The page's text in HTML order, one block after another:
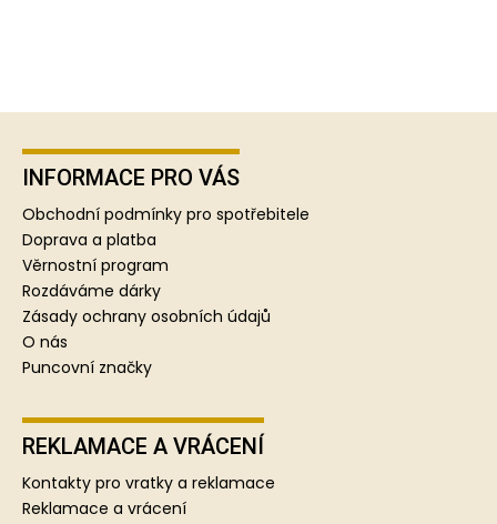
INFORMACE PRO VÁS
Obchodní podmínky pro spotřebitele
Doprava a platba
Věrnostní program
Rozdáváme dárky
Zásady ochrany osobních údajů
O nás
Puncovní značky
REKLAMACE A VRÁCENÍ
Kontakty pro vratky a reklamace
Reklamace a vrácení